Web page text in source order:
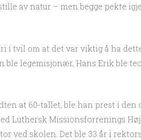
av natur – men begge pekte
i tvil om at det var viktig å ha
ble legemisjonær, Hans Erik ble
at 60-tallet, ble han prest i
Luthersk Missionsforrenings
ved skolen. Det ble 33 år i